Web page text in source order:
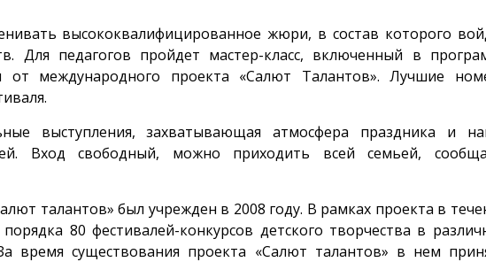
высококвалифицированное жюри, в состав которого
Для педагогов пройдет мастер-класс, включенный в
от международного проекта «Салют Талантов». Лучшие
выступления, захватывающая атмосфера праздника и
Вход свободный, можно приходить всей семьей,
талантов» был учрежден в 2008 году. В рамках проекта в
80 фестивалей-конкурсов детского творчества в
время существования проекта «Салют талантов» в нем